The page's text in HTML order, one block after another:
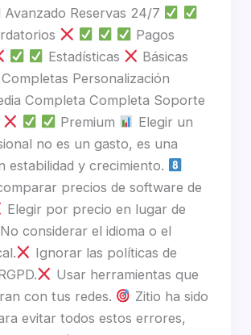
Avanzado Reservas 24/7
Pagos
Estadísticas
Básicas
Personalización
Completa Completa Soporte
Premium
Elegir un
no es un gasto, es una
estabilidad y crecimiento.
precios de software de
Elegir por precio en lugar de
No considerar el idioma o el
Ignorar las políticas de
Usar herramientas que
con tus redes.
Zitio ha sido
evitar todos estos errores,